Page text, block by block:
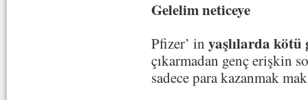
Gelelim neticeye
Pfizer’ in yaşlılarda
çıkarmadan genç erişkin
sadece para kazanmak